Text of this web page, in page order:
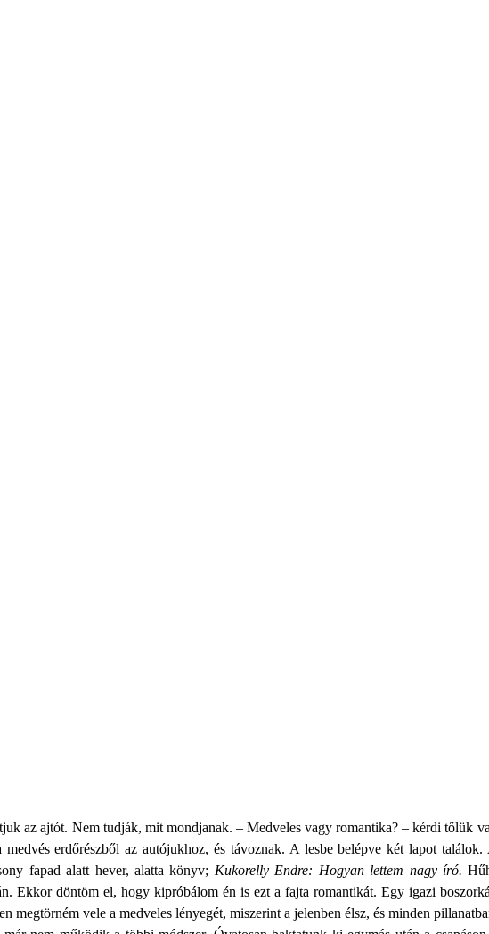
az ajtót. Nem tudják, mit mondjanak. – Medveles vagy romantika? – kérdi tőlük
erdőrészből az autójukhoz, és távoznak. A lesbe belépve két lapot
fapad alatt hever, alatta könyv; Kukorelly Endre: Hogyan lettem nagy író.
Ekkor döntöm el, hogy kipróbálom én is ezt a fajta romantikát. Egy igazi
vele a medveles lényegét, miszerint a jelenben élsz, és minden